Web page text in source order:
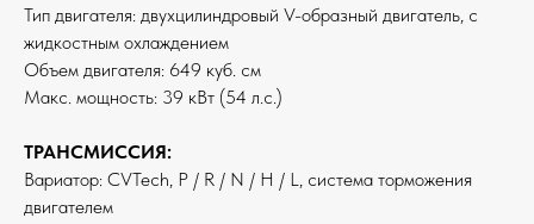
Тип двигателя: двухцилиндровый V-образный двигатель, с
жидкостным охлаждением
Объем двигателя: 649 куб. см
Макс. мощность: 39 кВт (54 л.с.)
ТРАНСМИССИЯ:
Вариатор: CVTech, P / R / N / H / L, система торможения
двигателем